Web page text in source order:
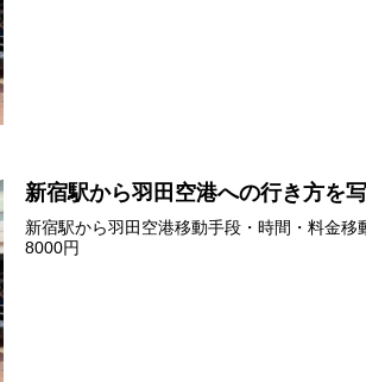
新宿駅から羽田空港への行き方を
新宿駅から羽田空港移動手段・時間・料金
8000円